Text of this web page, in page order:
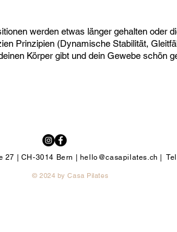
werden etwas länger gehalten oder
Prinzipien (Dynamische Stabilität,
Körper gibt und dein Gewebe schön
27 | CH-3014 Bern | hello@casapilates.ch |
​© 2024 by Casa Pilates